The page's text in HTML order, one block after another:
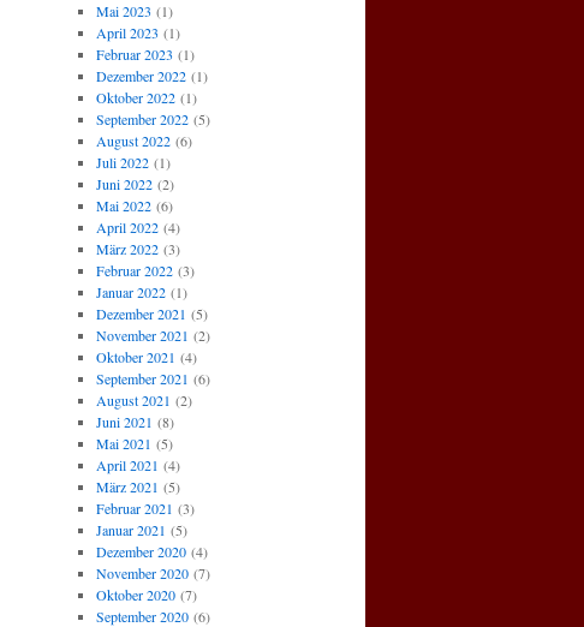
Mai 2023 (1)
April 2023 (1)
Februar 2023 (1)
Dezember 2022(1)
Oktober 2022(1)
September 2022(5)
August 2022(6)
Juli 2022(1)
Juni 2022(2)
Mai 2022(6)
April 2022(4)
März 2022(3)
Februar 2022(3)
Januar 2022(1)
Dezember 2021 (5)
November 2021 (2)
Oktober 2021 (4)
September 2021 (6)
August 2021 (2)
Juni 2021 (8)
Mai 2021 (5)
April 2021 (4)
März 2021 (5)
Februar 2021 (3)
Januar 2021 (5)
Dezember 2020(4)
November 2020(7)
Oktober 2020(7)
September 2020(6)